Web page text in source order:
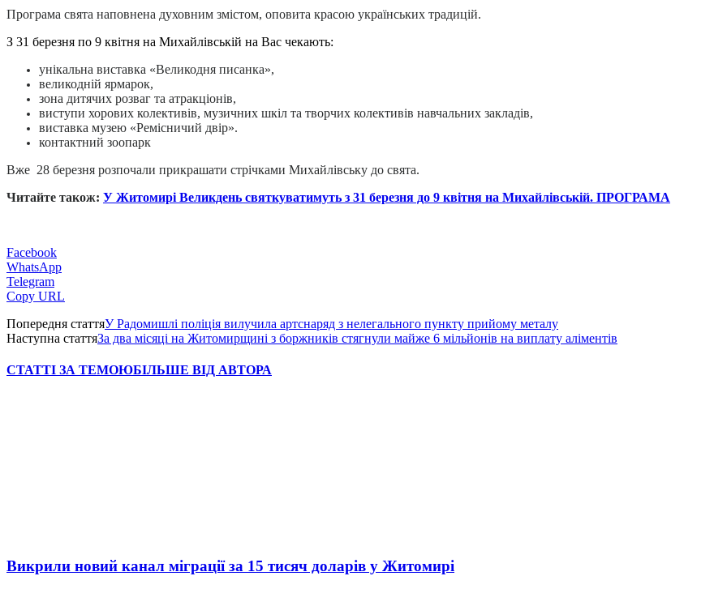
Програма свята наповнена духовним змістом, оповита красою українських традицій.
З 31 березня по 9 квітня на Михайлівській на Вас чекають:
унікальна виставка «Великодня писанка»,
великодній ярмарок,
зона дитячих розваг та атракціонів,
виступи хорових колективів, музичних шкіл та творчих колективів навчальних закладів,
виставка музею «Ремісничий двір».
контактний зоопарк
Вже 28 березня розпочали прикрашати стрічками Михайлівську до свята.
Читайте також: У Житомирі Великдень святкуватимуть з 31 березня до 9 квітня на Михайлівській. ПРОГРАМА
Facebook
WhatsApp
Telegram
Copy URL
Попередня статтяУ Радомишлі поліція вилучила артснаряд з нелегального пункту прийому металу
Наступна статтяЗа два місяці на Житомирщині з боржників стягнули майже 6 мільйонів на виплату аліментів
СТАТТІ ЗА ТЕМОЮБІЛЬШЕ ВІД АВТОРА
Викрили новий канал міграції за 15 тисяч доларів у Житомирі